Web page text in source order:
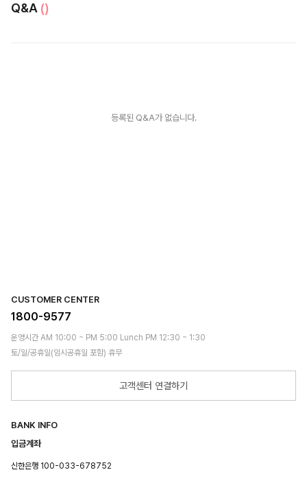
Q&A ()
등록된 Q&A가 없습니다.
CUSTOMER CENTER
1800-9577
운영시간 AM 10:00 ~ PM 5:00 Lunch PM 12:30 ~ 1:30
토/일/공휴일(임시공휴일 포함) 휴무
고객센터 연결하기
BANK INFO
입금계좌
신한은행 100-033-678752